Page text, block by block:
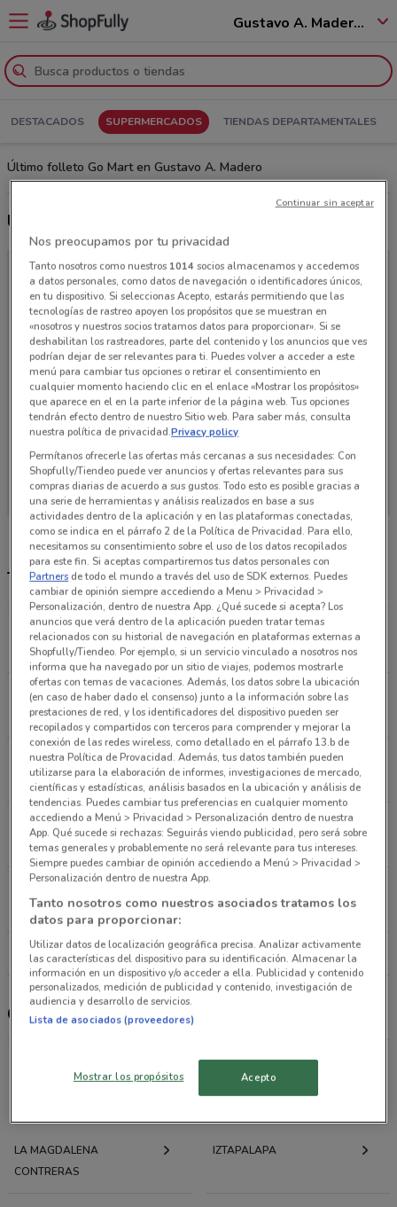
Gustavo A. Madero - 07250
DESTACADOS SUPERMERCADOS TIENDAS DEPARTAMENTALES
Último folleto Go Mart en Gustavo A. Madero
Últimas ofertas Go Mart
En este momento no hay ofertas vigentes
Tiendas Go Mart más cercanas
Republica de Uruguay No.21-A Cuauhtémoc (cdmx)
4.6 km
República de Uruguay No.33 Cuauhtémoc (cdmx)
4.7 km
Lorenzo Boturini N° 479 Venustiano Carranza
5.4 km
Madero 73 Cuauhtémoc (cdmx)
5.5 km
Calz. Tlalpan N°1882 Tlalpan (cdmx)
7.2 km
Todas las tiendas Go Mart
Go Mart
Ofertas folletos y catálogos por ciudad a tu
LA MAGDALENA
CONTRERAS
IZTAPALAPA
Nos preocupamos por tu privacidad
Tanto nosotros como nuestros 1014socios almacenamos y accedemos
a datos personales, como datos de navegación o identificadores únicos,
en tu dispositivo. Si seleccionas Acepto, estarás permitiendo que las
tecnologías de rastreo apoyen los propósitos que se muestran en
«nosotros y nuestros socios tratamos datos para proporcionar». Si se
deshabilitan los rastreadores, parte del contenido y los anuncios que ves
podrían dejar de ser relevantes para ti. Puedes volver a acceder a este
menú para cambiar tus opciones o retirar el consentimiento en
cualquier momento haciendo clic en el enlace «Mostrar los propósitos»
que aparece en el en la parte inferior de la página web. Tus opciones
tendrán efecto dentro de nuestro Sitio web. Para saber más, consulta
nuestra política de privacidad.Privacy policy
Permítanos ofrecerle las ofertas más cercanas a sus necesidades: Con
Shopfully/Tiendeo puede ver anuncios y ofertas relevantes para sus
compras diarias de acuerdo a sus gustos. Todo esto es posible gracias a
una serie de herramientas y análisis realizados en base a sus
actividades dentro de la aplicación y en las plataformas conectadas,
como se indica en el párrafo 2 de la Política de Privacidad. Para ello,
necesitamos su consentimiento sobre el uso de los datos recopilados
para este fin. Si aceptas compartiremos tus datos personales con
Partners de todo el mundo a través del uso de SDK externos. Puedes
cambiar de opinión siempre accediendo a Menu > Privacidad >
Personalización, dentro de nuestra App. ¿Qué sucede si acepta? Los
anuncios que verá dentro de la aplicación pueden tratar temas
relacionados con su historial de navegación en plataformas externas a
Shopfully/Tiendeo. Por ejemplo, si un servicio vinculado a nosotros nos
informa que ha navegado por un sitio de viajes, podemos mostrarle
ofertas con temas de vacaciones. Además, los datos sobre la ubicación
(en caso de haber dado el consenso) junto a la información sobre las
prestaciones de red, y los identificadores del dispositivo pueden ser
recopilados y compartidos con terceros para comprender y mejorar la
conexión de las redes wireless, como detallado en el párrafo 13.b de
nuestra Política de Provacidad. Además, tus datos también pueden
utilizarse para la elaboración de informes, investigaciones de mercado,
científicas y estadísticas, análisis basados en la ubicación y análisis de
tendencias. Puedes cambiar tus preferencias en cualquier momento
accediendo a Menú > Privacidad > Personalización dentro de nuestra
App. Qué sucede si rechazas: Seguirás viendo publicidad, pero será sobre
temas generales y probablemente no será relevante para tus intereses.
Siempre puedes cambiar de opinión accediendo a Menú > Privacidad >
Personalización dentro de nuestra App.
Tanto nosotros como nuestros asociados tratamos los
datos para proporcionar:
Utilizar datos de localización geográfica precisa. Analizar activamente
las características del dispositivo para su identificación. Almacenar la
información en un dispositivo y/o acceder a ella. Publicidad y contenido
personalizados, medición de publicidad y contenido, investigación de
audiencia y desarrollo de servicios.
Lista de asociados (proveedores)
Mostrar los propósitos Acepto
Continuar sin aceptar